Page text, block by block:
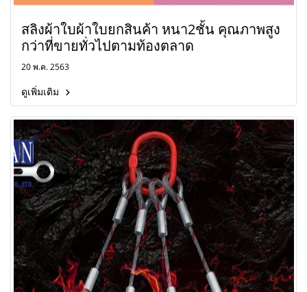
สลิงผ้าใบผ้าใบยกสินค้า หนา2ชั้น คุณภาพสูง
กว่าที่ขายทั่วไปตามท้องตลาด
20 พ.ค. 2563
ดูเพิ่มเติม